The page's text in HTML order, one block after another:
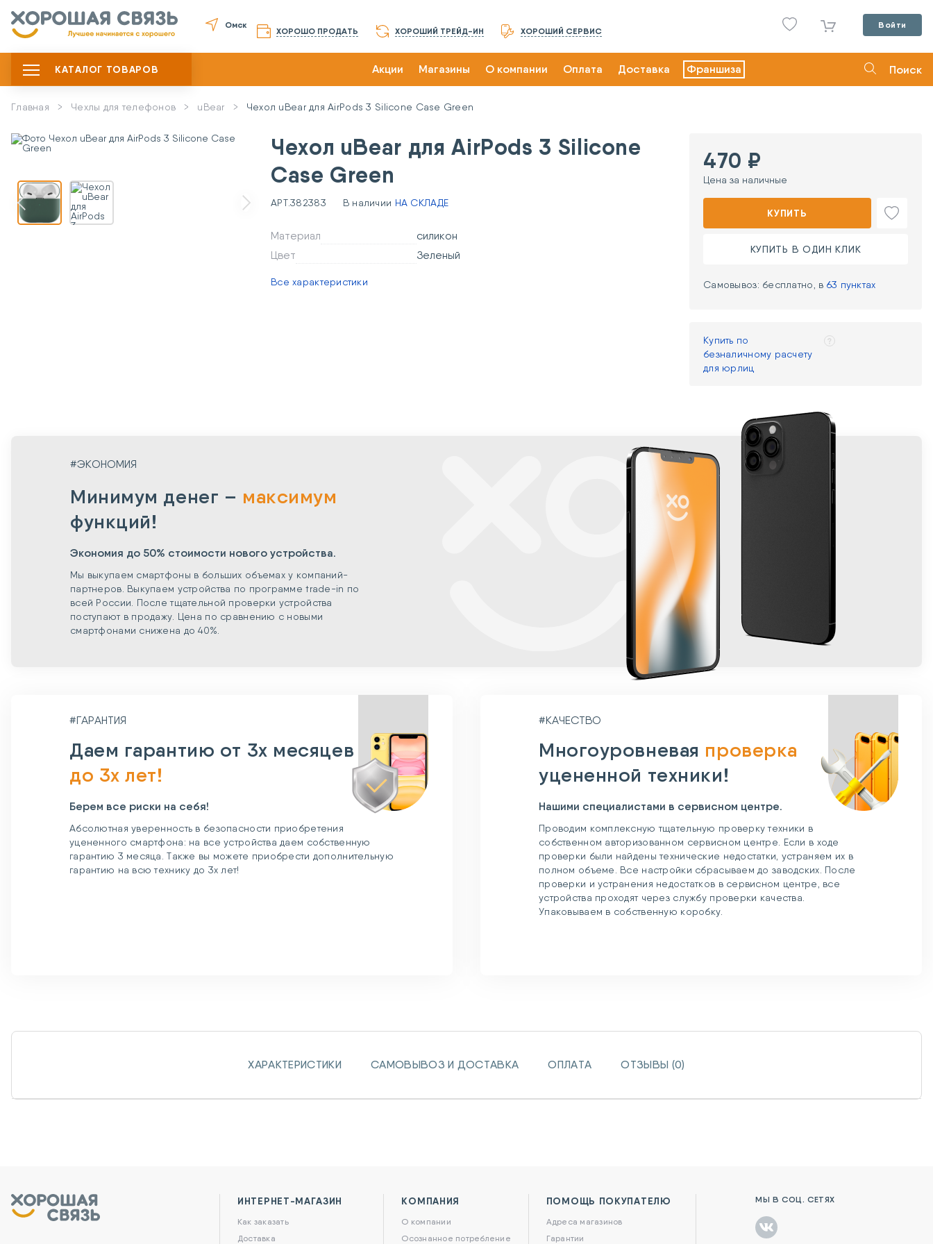
Омск
ХОРОШО ПРОДАТЬ ХОРОШИЙ ТРЕЙД-ИН ХОРОШИЙ СЕРВИС
Войти
КАТАЛОГ ТОВАРОВ Акции Магазины О компании Оплата Доставка Франшиза Поиск
Главная Чехлы для телефонов uBear Чехол uBear для AirPods 3 Silicone Case Green
Чехол uBear для AirPods 3 Silicone
Case Green
АРТ.382383 В наличии НА СКЛАДЕ
Материал
силикон
Цвет
Зеленый
Все характеристики
470 ₽
Цена за наличные
КУПИТЬ
КУПИТЬ В ОДИН КЛИК
Самовывоз: бесплатно, в 63 пунктах
Купить по
безналичному расчету
для юрлиц
#ЭКОНОМИЯ
Минимум денег – максимум
функций!
Экономия до 50% стоимости нового устройства.
Мы выкупаем смартфоны в больших объемах у компаний-
партнеров. Выкупаем устройства по программе trade-in по
всей России. После тщательной проверки устройства
поступают в продажу. Цена по сравнению с новыми
смартфонами снижена до 40%.
#ГАРАНТИЯ
Даем гарантию от 3х месяцев
до 3х лет!
Берем все риски на себя!
Абсолютная уверенность в безопасности приобретения
уцененного смартфона: на все устройства даем собственную
гарантию 3 месяца. Также вы можете приобрести дополнительную
гарантию на всю технику до 3х лет!
#КАЧЕСТВО
Многоуровневая проверка
уцененной техники!
Нашими специалистами в сервисном центре.
Проводим комплексную тщательную проверку техники в
собственном авторизованном сервисном центре. Если в ходе
проверки были найдены технические недостатки, устраняем их в
полном объеме. Все настройки сбрасываем до заводских. После
проверки и устранения недостатков в сервисном центре, все
устройства проходят через службу проверки качества.
Упаковываем в собственную коробку.
ХАРАКТЕРИСТИКИ САМОВЫВОЗ И ДОСТАВКА ОПЛАТА ОТЗЫВЫ (0)
ИНТЕРНЕТ-МАГАЗИН
Как заказать
Доставка
КОМПАНИЯ
О компании
Осознанное потребление
ПОМОЩЬ ПОКУПАТЕЛЮ
Адреса магазинов
Гарантии
МЫ В СОЦ. СЕТЯХ